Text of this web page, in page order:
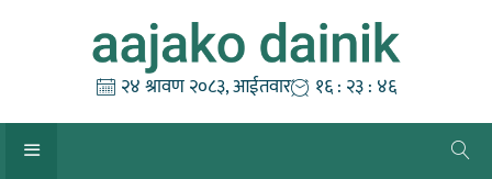
२४ श्रावण २०८३, आईतवार १६ : २३ : ४७